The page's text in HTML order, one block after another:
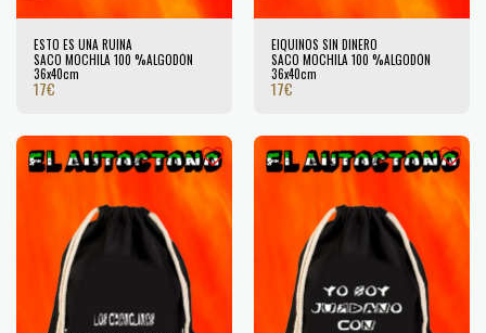
ESTO ES UNA RUINA
SACO MOCHILA 100 %ALGODÓN
36x40cm
17€
EIQUINOS SIN DINERO
SACO MOCHILA 100 %ALGODÓN
36x40cm
17€